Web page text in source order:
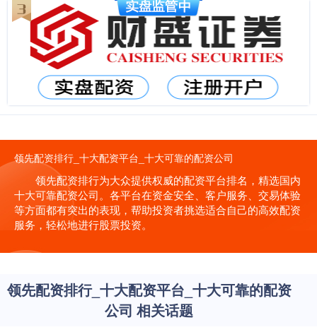
领先配资排行_十大配资平台_十大可靠的配资公司
领先配资排行为大众提供权威的配资平台排名，精选国内
十大可靠配资公司。各平台在资金安全、客户服务、交易体验
等方面都有突出的表现，帮助投资者挑选适合自己的高效配资
服务，轻松地进行股票投资。
领先配资排行_十大配资平台_十大可靠的配资
公司 相关话题